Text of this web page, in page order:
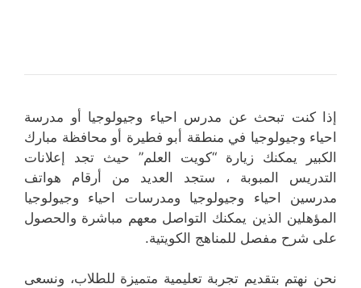
إذا كنت تبحث عن مدرس احياء وجيولوجيا أو مدرسة
احياء وجيولوجيا في منطقة أبو فطيرة أو محافظة مبارك
الكبير يمكنك زيارة “كويت العلم” حيث تجد إعلانات
التدريس المبوبة ، ستجد العديد من أرقام هواتف
مدرسين احياء وجيولوجيا ومدرسات احياء وجيولوجيا
المؤهلين الذين يمكنك التواصل معهم مباشرة والحصول
على شرح مفصل للمناهج الكويتية.
نحن نهتم بتقديم تجربة تعليمية متميزة للطلاب، ونسعى